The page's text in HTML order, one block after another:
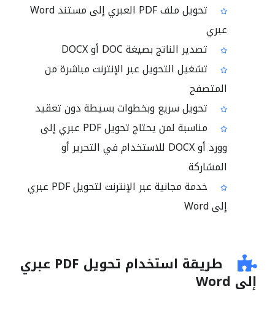
تحويل ملف PDF العبري إلى مستند Word
عبري
تصدير الناتج بصيغة DOC أو DOCX
تشغيل التحويل عبر الإنترنت مباشرة من
المتصفح
تحويل سريع وبخطوات بسيطة دون تعقيد
مناسبة لمن يحتاج تحويل PDF عبري إلى
وورد أو DOCX للاستخدام في التحرير أو
المشاركة
خدمة مجانية عبر الإنترنت لتحويل PDF عبري
إلى Word
طريقة استخدام تحويل PDF عبري
إلى Word